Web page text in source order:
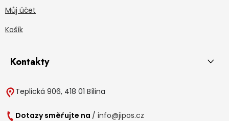
Můj účet
Košík
Kontakty
Teplická 906, 418 01 Bílina
Dotazy směřujte na / info@jipos.cz